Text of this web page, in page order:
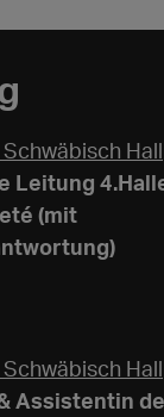
Hall
Leitung
(mit
Hall
Assistentin